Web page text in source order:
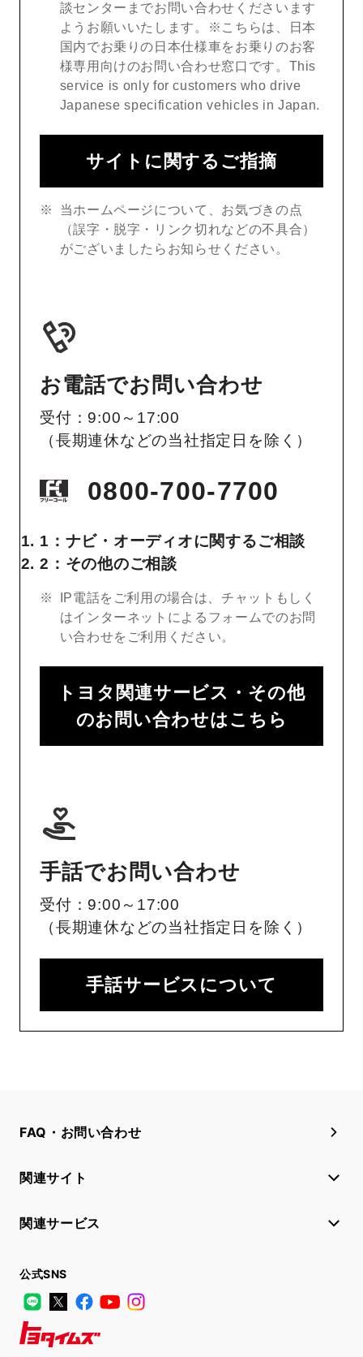
談センターまでお問い合わせくださいます
ようお願いいたします。※こちらは、日本
国内でお乗りの日本仕様車をお乗りのお客
様専用向けのお問い合わせ窓口です。This
service is only for customers who drive
Japanese specification vehicles in Japan.
サイトに関するご指摘
当ホームページについて、お気づきの点
（誤字・脱字・リンク切れなどの不具合）
がございましたらお知らせください。
お電話でお問い合わせ
受付：9:00～17:00
（長期連休などの当社指定日を除く）
0800-700-7700
1：ナビ・オーディオに関するご相談
2：その他のご相談
IP電話をご利用の場合は、チャットもしく
はインターネットによるフォームでのお問
い合わせをご利用ください。
トヨタ関連サービス・その他
のお問い合わせはこちら
手話でお問い合わせ
受付：9:00～17:00
（長期連休などの当社指定日を除く）
手話サービスについて
FAQ・お問い合わせ
関連サイト
関連サービス
公式SNS
LINE
X FacebookYouTube